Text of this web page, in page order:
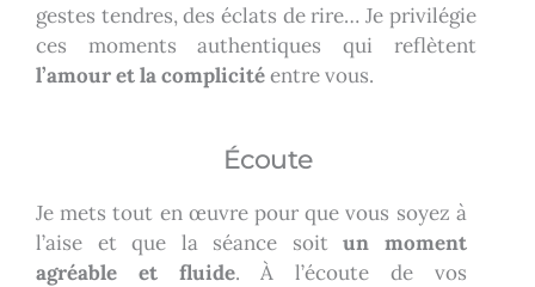
gestes tendres, des éclats de rire… Je privilégie
ces moments authentiques qui reflètent
l’amour et la complicitéentre vous.
Écoute
Je mets tout en œuvre pour que vous soyez à
l’aise et que la séance soitun moment
agréable et fluide. À l’écoute de vos